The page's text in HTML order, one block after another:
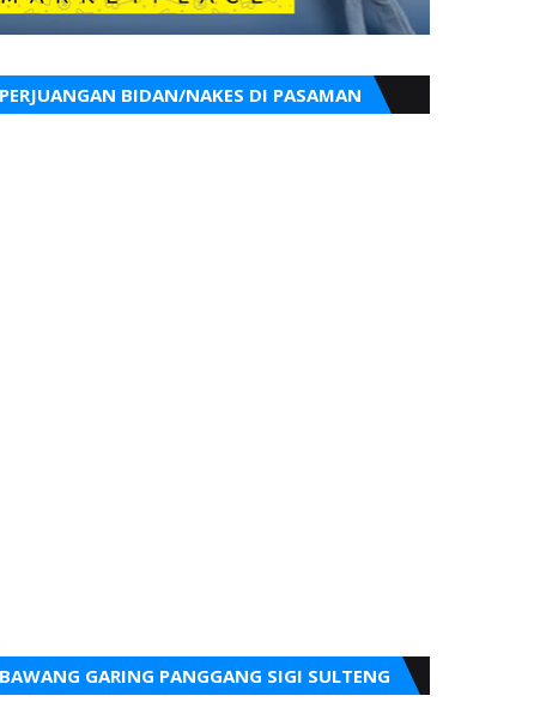
PERJUANGAN BIDAN/NAKES DI PASAMAN
BAWANG GARING PANGGANG SIGI SULTENG